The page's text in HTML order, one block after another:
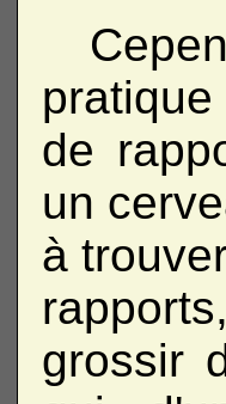
de
un
à
grossir